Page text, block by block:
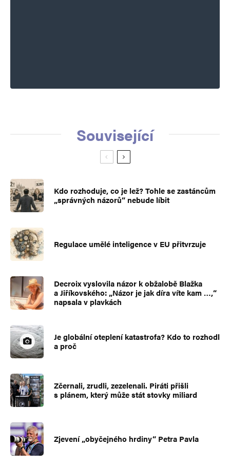
Související
Kdo rozhoduje, co je lež? Tohle se zastáncům
„správných názorů“ nebude líbit
Regulace umělé inteligence v EU přitvrzuje
Decroix vyslovila názor k obžalobě Blažka
a Jiříkovského: „Názor je jak díra víte kam …,“
napsala v plavkách
Je globální oteplení katastrofa? Kdo to rozhodl
a proč
Zčernali, zrudli, zezelenali. Piráti přišli
s plánem, který může stát stovky miliard
Zjevení „obyčejného hrdiny“ Petra Pavla